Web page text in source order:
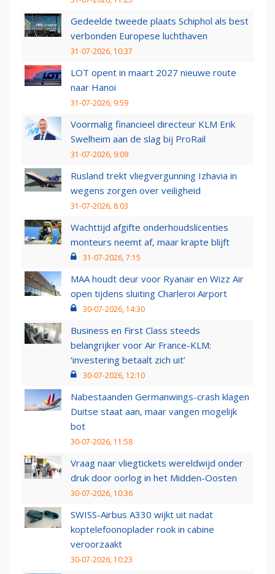
Gedeelde tweede plaats Schiphol als best
verbonden Europese luchthaven
31-07-2026, 10:37
LOT opent in maart 2027 nieuwe route
naar Hanoi
31-07-2026, 9:59
Voormalig financieel directeur KLM Erik
Swelheim aan de slag bij ProRail
31-07-2026, 9:09
Rusland trekt vliegvergunning Izhavia in
wegens zorgen over veiligheid
31-07-2026, 8:03
Wachttijd afgifte onderhoudslicenties
monteurs neemt af, maar krapte blijft
31-07-2026, 7:15
MAA houdt deur voor Ryanair en Wizz Air
open tijdens sluiting Charleroi Airport
30-07-2026, 14:30
Business en First Class steeds
belangrijker voor Air France-KLM:
‘investering betaalt zich uit’
30-07-2026, 12:10
Nabestaanden Germanwings-crash klagen
Duitse staat aan, maar vangen mogelijk
bot
30-07-2026, 11:58
Vraag naar vliegtickets wereldwijd onder
druk door oorlog in het Midden-Oosten
30-07-2026, 10:36
SWISS-Airbus A330 wijkt uit nadat
koptelefoonoplader rook in cabine
veroorzaakt
30-07-2026, 10:23